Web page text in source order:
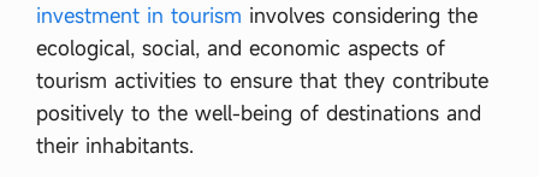
investment in tourism involves considering the
ecological, social, and economic aspects of
tourism activities to ensure that they contribute
positively to the well-being of destinations and
their inhabitants.